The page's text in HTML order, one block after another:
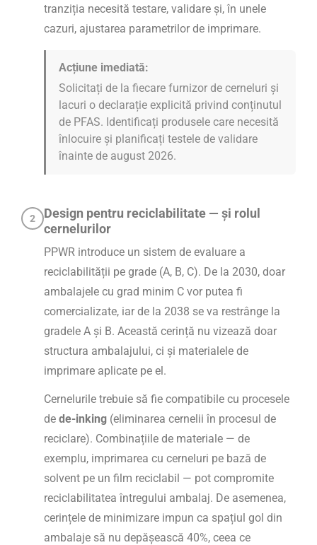
tranziția necesită testare, validare și, în unele
cazuri, ajustarea parametrilor de imprimare.
Acțiune imediată:
Solicitați de la fiecare furnizor de cerneluri și
lacuri o declarație explicită privind conținutul
de PFAS. Identificați produsele care necesită
înlocuire și planificați testele de validare
înainte de august 2026.
2
Design pentru reciclabilitate — și rolul
cernelurilor
PPWR introduce un sistem de evaluare a
reciclabilității pe grade (A, B, C). De la 2030, doar
ambalajele cu grad minim C vor putea fi
comercializate, iar de la 2038 se va restrânge la
gradele A și B. Această cerință nu vizează doar
structura ambalajului, ci și materialele de
imprimare aplicate pe el.
Cernelurile trebuie să fie compatibile cu procesele
de de-inking (eliminarea cernelii în procesul de
reciclare). Combinațiile de materiale — de
exemplu, imprimarea cu cerneluri pe bază de
solvent pe un film reciclabil — pot compromite
reciclabilitatea întregului ambalaj. De asemenea,
cerințele de minimizare impun ca spațiul gol din
ambalaje să nu depășească 40%, ceea ce